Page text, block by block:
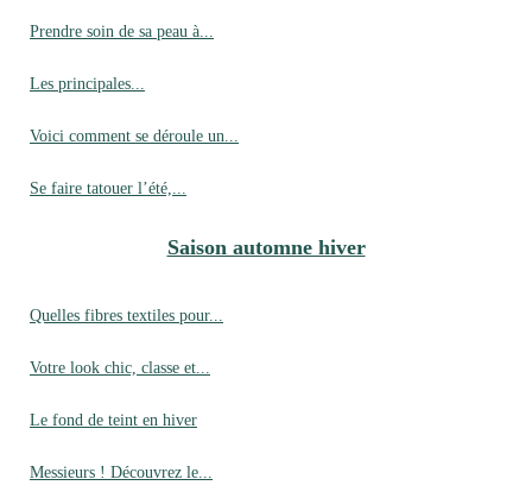
Prendre soin de sa peau à...
Les principales...
Voici comment se déroule un...
Se faire tatouer l’été,...
Saison automne hiver
Quelles fibres textiles pour...
Votre look chic, classe et...
Le fond de teint en hiver
Messieurs ! Découvrez le...